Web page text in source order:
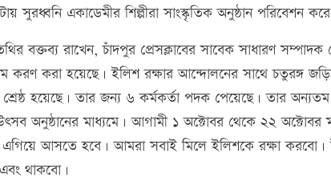
সুরধ্বনি একাডেমীর শিল্পীরা সাংস্কৃতিক অনুষ্ঠান পরিবেশন
বক্তব্য রাখেন, চাঁদপুর প্রেসক্লাবের সাবেক সাধারণ
করণ করা হয়েছে। ইলিশ রক্ষার আন্দোলনের সাথে চতুরঙ্গ
শ্রেষ্ঠ হয়েছে। তার জন্য ৬ কর্মকর্তা পদক পেয়েছে। তার অন্যতম
অনুষ্ঠানের মাধ্যমে। আগামী ১ অক্টোবর থেকে ২২ অক্টোবর
আসতে হবে। আমরা সবাই মিলে ইলিশকে রক্ষা করবো।
থাকবো।